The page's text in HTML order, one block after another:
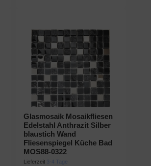
Glasmosaik Mosaikfliesen
Edelstahl Anthrazit Silber
blaustich Wand
Fliesenspiegel Küche Bad
MOS88-0322
Lieferzeit 3-4 Tage